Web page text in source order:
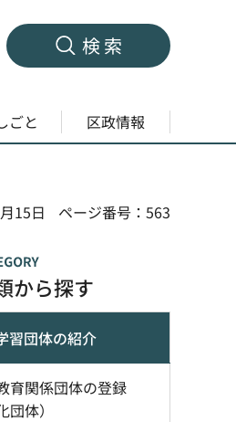
検索
ごと 区政情報
15日
ページ番号：563
から探す
習団体の紹介
育関係団体の登録
団体）